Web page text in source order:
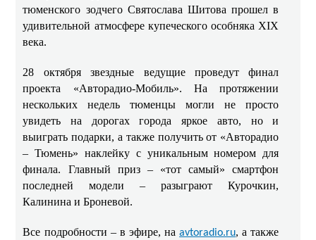
тюменского зодчего Святослава Шитова прошел в
удивительной атмосфере купеческого особняка XIX
века.
28 октября звездные ведущие проведут финал
проекта «Авторадио-Мобиль». На протяжении
нескольких недель тюменцы могли не просто
увидеть на дорогах города яркое авто, но и
выиграть подарки, а также получить от «Авторадио
– Тюмень» наклейку с уникальным номером для
финала. Главный приз – «тот самый» смартфон
последней модели – разыграют Курочкин,
Калинина и Броневой.
Все подробности – в эфире, наavtoradio.ru, а также